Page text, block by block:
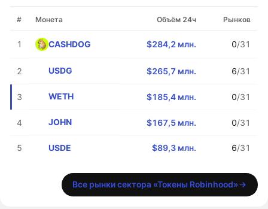
# Монета Объём 24ч Рынков
1 CASHDOG $284,2 млн. 0/31
2 USDG $265,7 млн. 6/31
3 WETH $185,4 млн. 0/31
4 JOHN $167,5 млн. 0/31
5 USDE $89,3 млн. 6/31
Все рынки сектора «Токены Robinhood»